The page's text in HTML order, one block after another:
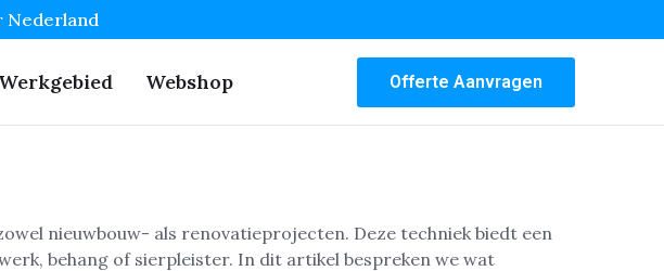
Nederland
Werkgebied Webshop Offerte Aanvragen
nieuwbouw- als renovatieprojecten. Deze techniek biedt een
behang of sierpleister. In dit artikel bespreken we wat